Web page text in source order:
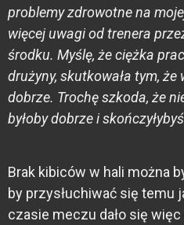
problemy zdrowotne na
więcej uwagi od trenera
środku. Myślę, że ciężka
drużyny, skutkowała tym,
dobrze. Trochę szkoda, że
byłoby dobrze i
Brak kibiców w hali można
by przysłuchiwać się temu
czasie meczu dało się